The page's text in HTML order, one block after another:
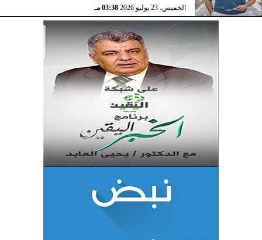
الخميس، 23 يوليو 2026 03:38 مـ